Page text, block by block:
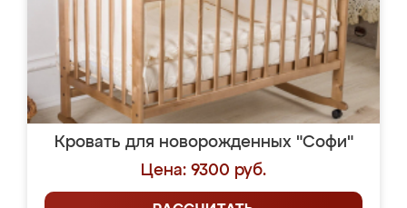
Кровать для новорожденных "Софи"
Цена: 9300 руб.